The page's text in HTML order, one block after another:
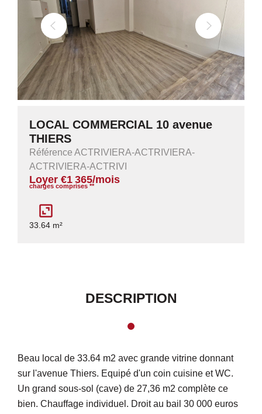
LOCAL COMMERCIAL 10 avenue
THIERS
Référence ACTRIVIERA-ACTRIVIERA-
ACTRIVIERA-ACTRIVI
Loyer €1 365/mois
charges comprises **
33.64 m²
DESCRIPTION
Beau local de 33.64 m2 avec grande vitrine donnant
sur l'avenue Thiers. Equipé d'un coin cuisine et WC.
Un grand sous-sol (cave) de 27,36 m2 complète ce
bien. Chauffage individuel. Droit au bail 30 000 euros